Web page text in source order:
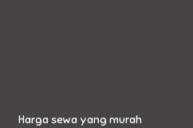
Harga sewa yang murah